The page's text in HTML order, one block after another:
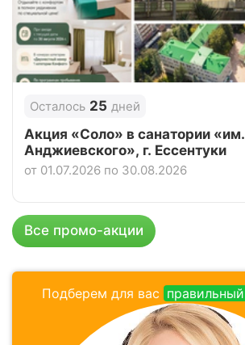
Осталось 25 дней
Акция «Соло» в санатории «им.
Анджиевского», г. Ессентуки
от 01.07.2026 по 30.08.2026
Все промо-акции
Подберем для вас правильный